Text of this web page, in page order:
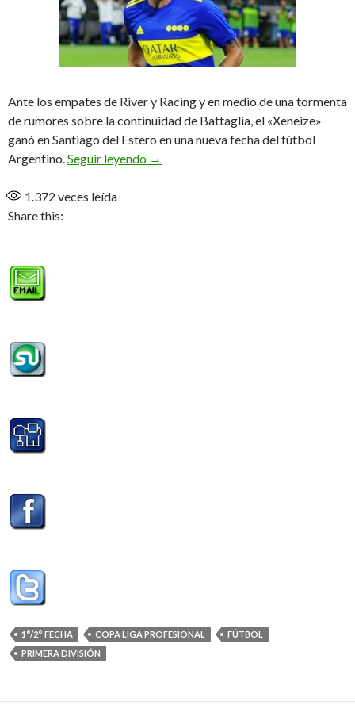
Ante los empates de River y Racing y en medio de una tormenta
de rumores sobre la continuidad de Battaglia, el «Xeneize»
ganó en Santiago del Estero en una nueva fecha del fútbol
Argentino.Seguir leyendo Boca, el destacado de la fecha
→
1.372 veces leída
Share this:
1°/2° FECHA COPA LIGA PROFESIONAL
FÚTBOL
PRIMERA DIVISIÓN